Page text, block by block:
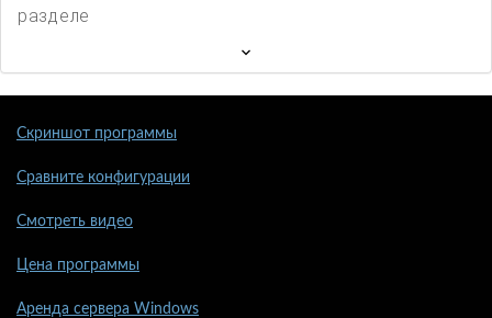
разделе
Скриншот программы
Сравните конфигурации
Смотреть видео
Цена программы
Аренда сервера Windows